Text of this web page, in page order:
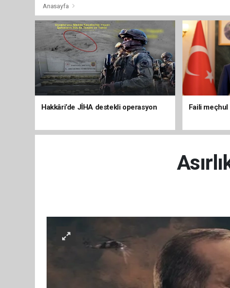
Anasayfa
Hakkâri’de JİHA destekli operasyon Faili meçhul